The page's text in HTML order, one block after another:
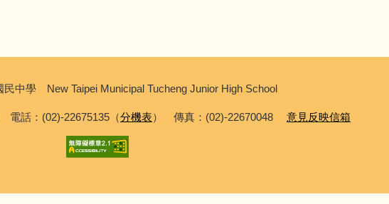
民中學 New Taipei Municipal Tucheng Junior High School
話：(02)-22675135（分機表） 傳真：(02)-22670048 意見反映信箱